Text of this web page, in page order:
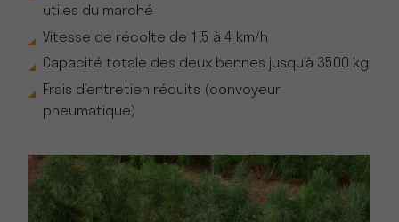
utiles du marché
Vitesse de récolte de 1,5 à 4 km/h
Capacité totale des deux bennes jusqu’à 3500 kg
Frais d’entretien réduits (convoyeur
pneumatique)